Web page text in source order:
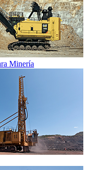
Minería